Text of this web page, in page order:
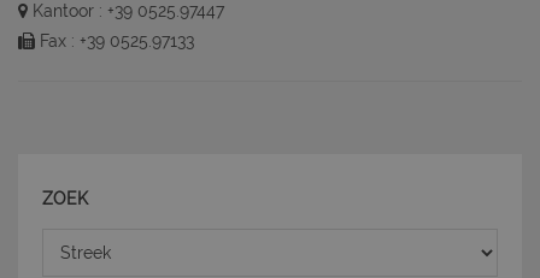
Kantoor : +39 0525.97447
Fax : +39 0525.97133
ZOEK
Streek